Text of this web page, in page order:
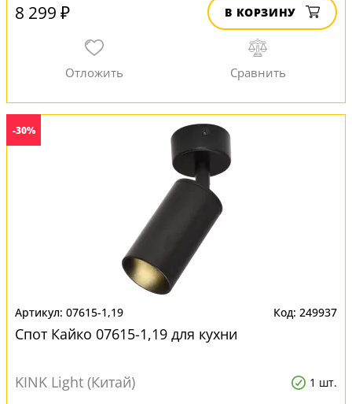
8 299 ₽ В КОРЗИНУ
-30%
07615-1,19 249937
Спот Кайко 07615-1,19 для кухни
KINK Light (Китай) 1 шт.